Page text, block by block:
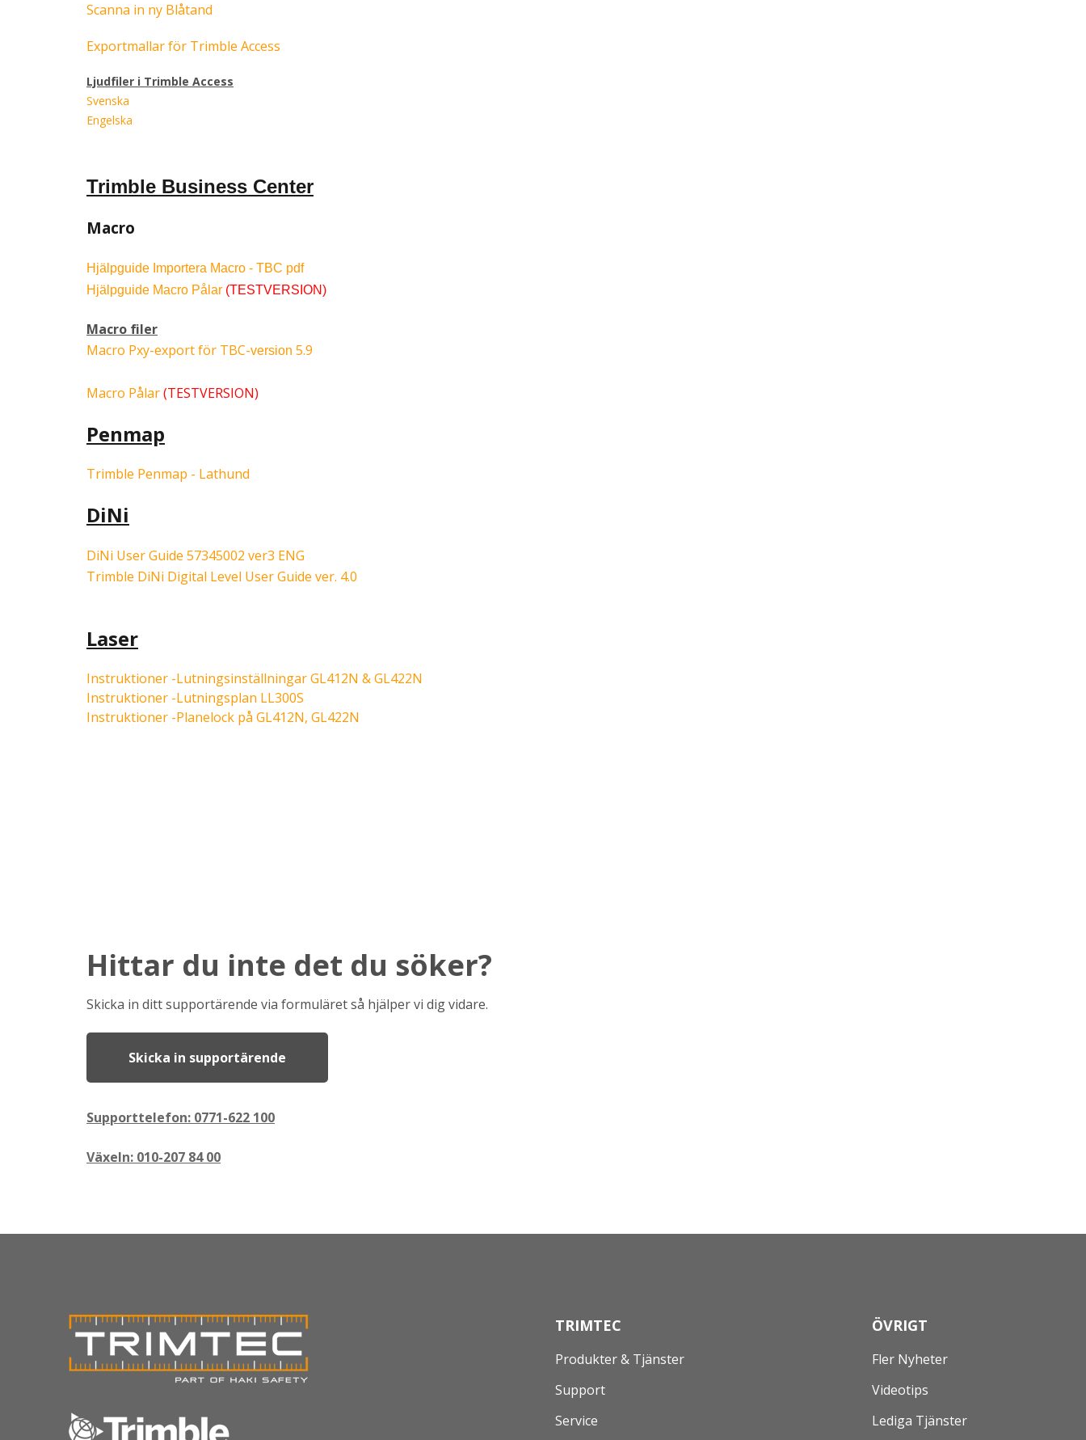
Scanna in ny Blåtand
Exportmallar för Trimble Access
Ljudfiler i Trimble Access
Svenska
Engelska
Trimble Business Center
Macro
Hjälpguide Importera Macro - TBC pdf
Hjälpguide Macro Pålar (TESTVERSION)
Macro filer
Macro Pxy-export för TBC-version 5.9
Macro Pålar(TESTVERSION)
Penmap
Trimble Penmap - Lathund
DiNi
DiNi User Guide 57345002 ver3 ENG
Trimble DiNi Digital Level User Guide ver. 4.0
Laser
Instruktioner -Lutningsinställningar GL412N & GL422N
Instruktioner -Lutningsplan LL300S
Instruktioner -Planelock på GL412N, GL422N
Hittar du inte det du söker?
Skicka in ditt supportärende via formuläret så hjälper vi dig vidare.
Skicka in supportärende
Supporttelefon: 0771-622 100
Växeln: 010-207 84 00
TRIMTEC
Produkter & Tjänster
Support
Service
ÖVRIGT
Fler Nyheter
Videotips
Lediga Tjänster